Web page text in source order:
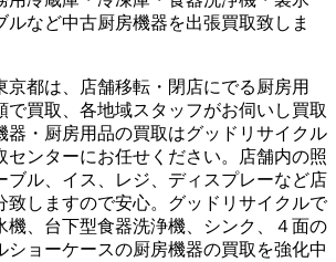
ルなど中古厨房機器を出張買取致しま
京都は、店舗移転・閉店にでる厨房用
で買取、各地域スタッフがお伺いし買取
器・厨房用品の買取はグッドリサイクル
センターにお任せください。店舗内の照
ブル、イス、レジ、ディスプレーなど店
致しますので安心。グッドリサイクルで
機、台下型食器洗浄機、シンク、４面の
ショーケースの厨房機器の買取を強化中